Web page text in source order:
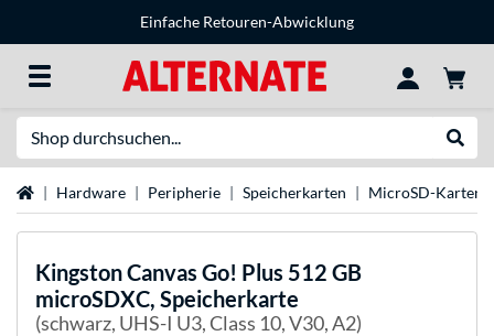
Einfache Retouren-Abwicklung
StartseiteHardware Peripherie Speicherkarten MicroSD-Karten
KingstonCanvas Go! Plus 512 GB
microSDXC, Speicherkarte
(schwarz, UHS-I U3, Class 10, V30, A2)